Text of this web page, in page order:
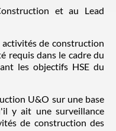
et au Lead
activités de construction
requis dans le cadre du
les objectifs HSE du
U&O sur une base
y ait une surveillance
de construction des